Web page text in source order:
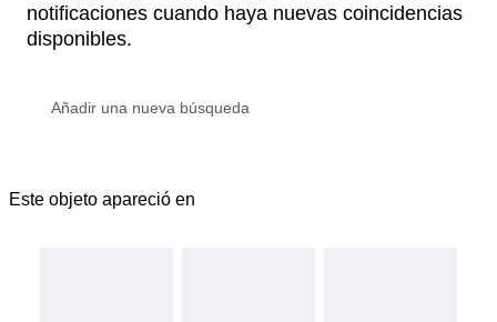
notificaciones cuando haya nuevas coincidencias
disponibles.
Este objeto apareció en